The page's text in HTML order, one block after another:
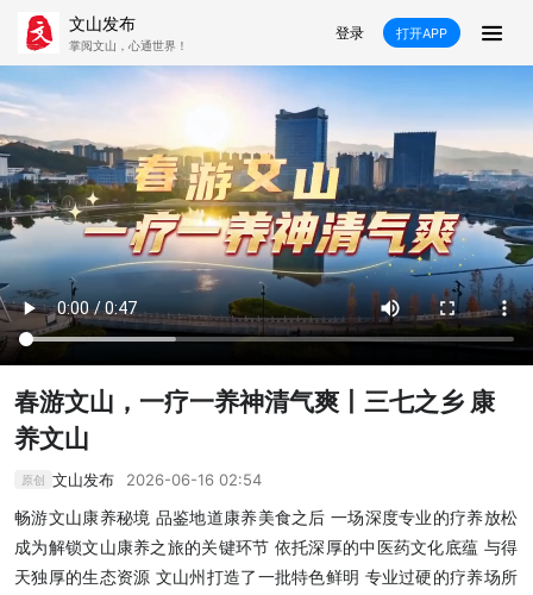
文山发布
掌阅文山，心通世界！
登录 打开APP
新闻
飞卡阅读 政声 好在文山
媒体看文山 直播 时事 专题
康养 社会 科教 经济
民族 商务
文山市 砚山县 西畴县 麻栗坡县
马关县 丘北县
视听
视频快刷 视频点播 阿文工作室 文山新闻
春游文山，一疗一养神清气爽丨三七之乡 康
养文山
原创 文山发布 2026-06-16 02:54
畅游文山康养秘境 品鉴地道康养美食之后 一场深度专业的疗养放松
成为解锁文山康养之旅的关键环节 依托深厚的中医药文化底蕴 与得
天独厚的生态资源 文山州打造了一批特色鲜明 专业过硬的疗养场所